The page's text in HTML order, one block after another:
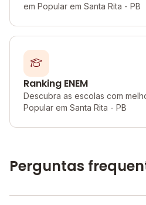
em Popular em Santa Rita - PB
Ranking ENEM
Descubra as escolas com
Popular em Santa Rita - PB
Perguntas